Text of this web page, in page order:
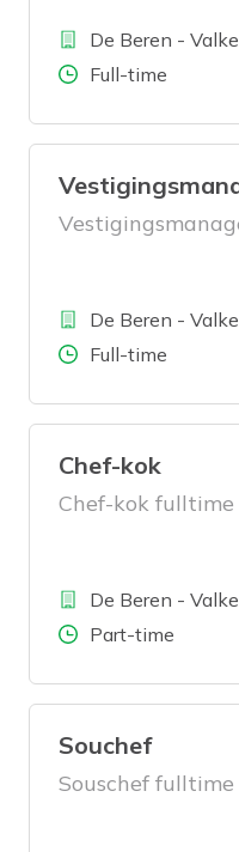
BedrijfDe Beren -
Aantal uren
Full-time
BedrijfDe Beren -
Aantal uren
Full-time
Chef-kok
Chef-kok
BedrijfDe Beren -
Aantal uren
Part-time
Souchef
Souschef